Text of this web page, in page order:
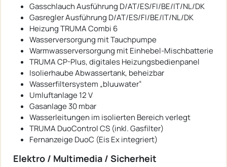
Gasschlauch Ausführung D/AT/ES/FI/BE/IT/NL/DK
Gasregler Ausführung D/AT/ES/FI/BE/IT/NL/DK
Heizung TRUMA Combi 6
Wasserversorgung mit Tauchpumpe
Warmwasserversorgung mit Einhebel-Mischbatterie
TRUMA CP-Plus, digitales Heizungsbedienpanel
Isolierhaube Abwassertank, beheizbar
Wasserfiltersystem „bluuwater“
Umluftanlage 12 V
Gasanlage 30 mbar
Wasserleitungen im isolierten Bereich verlegt
TRUMA DuoControl CS (inkl. Gasfilter)
Fernanzeige DuoC (Eis Ex integriert)
Elektro / Multimedia / Sicherheit